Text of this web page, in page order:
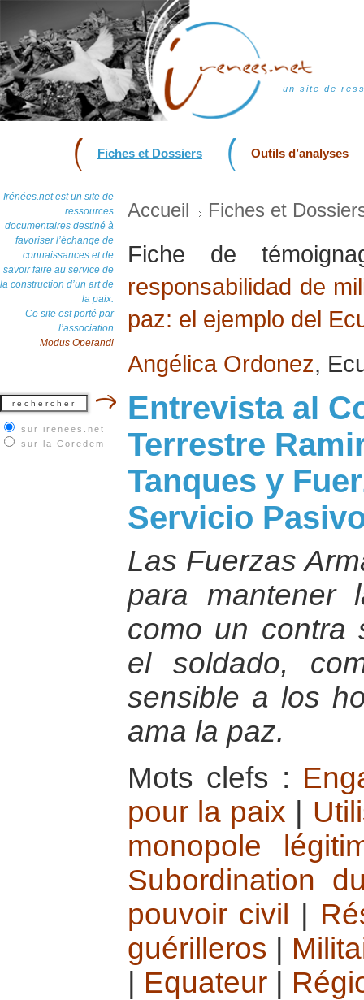
un site de
Fiches et Dossiers Outils d’analyses
Irénées.net est un site de
ressources
documentaires destiné à
favoriser l’échange de
connaissances et de
savoir faire au service de
la construction d’un art de
la paix.
Ce site est porté par
l’association
Modus Operandi
sur irenees.net
sur la Coredem
Accueil Fiches et
Fiche de
responsabilidad de
paz: el ejemplo del
Angélica Ordonez,
Entrevista al
Terrestre
Tanques y
Servicio
Las Fuerzas
para mantener
como un contra
el soldado,
sensible a los
ama la paz.
Mots clefs :
pour la paix
monopole
Subordination
pouvoir civil
guérilleros
Equateur